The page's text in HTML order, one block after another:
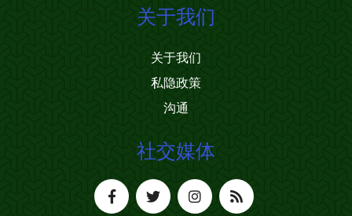
关于我们
关于我们
私隐政策
沟通
社交媒体